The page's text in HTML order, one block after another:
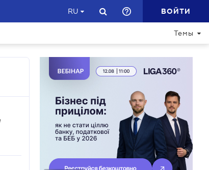
RU ВОЙТИ
Темы